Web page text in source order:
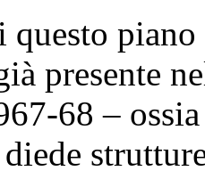
questo
presente
68 –